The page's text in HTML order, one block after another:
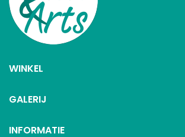
WINKEL
GALERIJ
INFORMATIE